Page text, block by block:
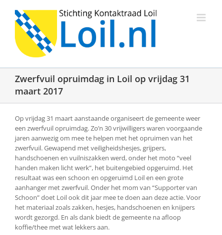
inhoud
Zwerfvuil opruimdag in Loil op vrijdag 31
maart 2017
Op vrijdag 31 maart aanstaande organiseert de gemeente weer
een zwerfvuil opruimdag. Zo’n 30 vrijwilligers waren voorgaande
jaren aanwezig om mee te helpen met het opruimen van het
zwerfvuil. Gewapend met veiligheidshesjes, grijpers,
handschoenen en vuilniszakken werd, onder het moto “veel
handen maken licht werk”, het buitengebied opgeruimd. Het
resultaat was een schoon en opgeruimd Loil en een grote
aanhanger met zwerfvuil. Onder het mom van “Supporter van
Schoon” doet Loil ook dit jaar mee te doen aan deze actie. Voor
het materiaal zoals zakken, hesjes, handschoenen en knijpers
wordt gezorgd. En als dank biedt de gemeente na afloop
koffie/thee met wat lekkers aan.